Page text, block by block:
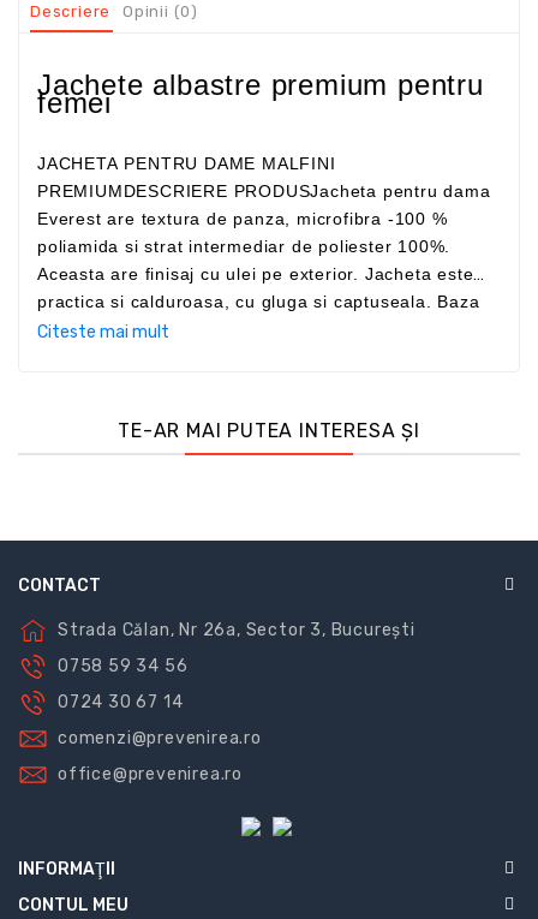
Descriere Opinii (0)
Jachete albastre premium pentru
femei
JACHETA PENTRU DAME MALFINI
PREMIUMDESCRIERE PRODUSJacheta pentru dama
Everest are textura de panza, microfibra -100 %
poliamida si strat intermediar de poliester 100%.
Aceasta are finisaj cu ulei pe exterior. Jacheta este
practica si calduroasa, cu gluga si captuseala. Baza
inferioara, manecile si gluga sunt prevazute cu
la:30°C.Marimi disponibile: S-
Citeste mai mult
TE-AR MAI PUTEA INTERESA ȘI
CONTACT
Strada Călan, Nr 26a, Sector 3, București
0758 59 34 56
0724 30 67 14
comenzi@prevenirea.ro
office@prevenirea.ro
INFORMAŢII
CONTUL MEU